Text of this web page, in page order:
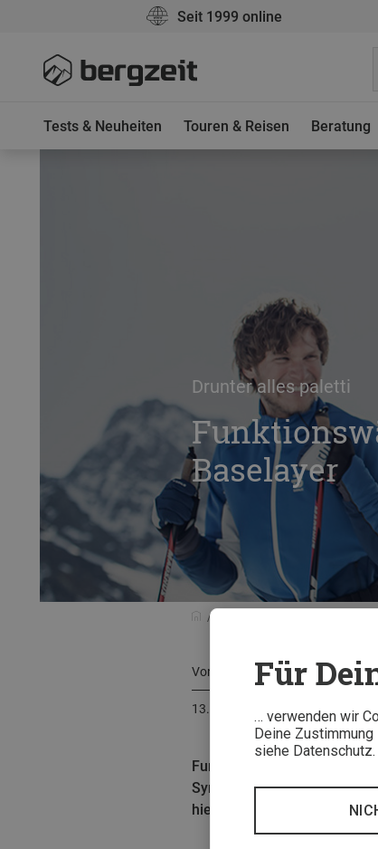
Für
… verwenden wir
Deine Zustimmung
siehe Datenschutz.
Seit 1999 online
Tests & Neuheiten Touren & Reisen Beratung
Drunter alles paletti
Baselayer
Von Bergzeit Team
13. November 2020
Funktionswäsche waschen
Synthetik-, Woll-, und
hier.